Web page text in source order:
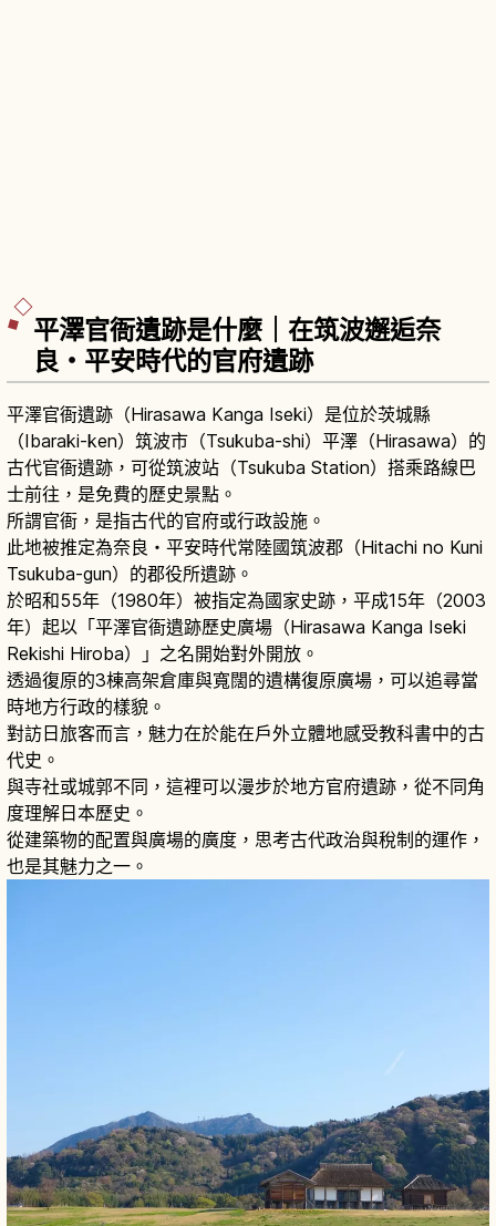
平澤官衙遺跡是什麼｜在筑波邂逅奈
良・平安時代的官府遺跡
平澤官衙遺跡（Hirasawa Kanga Iseki）是位於茨城縣
（Ibaraki-ken）筑波市（Tsukuba-shi）平澤（Hirasawa）的
古代官衙遺跡，可從筑波站（Tsukuba Station）搭乘路線巴
士前往，是免費的歷史景點。
所謂官衙，是指古代的官府或行政設施。
此地被推定為奈良・平安時代常陸國筑波郡（Hitachi no Kuni
Tsukuba-gun）的郡役所遺跡。
於昭和55年（1980年）被指定為國家史跡，平成15年（2003
年）起以「平澤官衙遺跡歷史廣場（Hirasawa Kanga Iseki
Rekishi Hiroba）」之名開始對外開放。
透過復原的3棟高架倉庫與寬闊的遺構復原廣場，可以追尋當
時地方行政的樣貌。
對訪日旅客而言，魅力在於能在戶外立體地感受教科書中的古
代史。
與寺社或城郭不同，這裡可以漫步於地方官府遺跡，從不同角
度理解日本歷史。
從建築物的配置與廣場的廣度，思考古代政治與稅制的運作，
也是其魅力之一。